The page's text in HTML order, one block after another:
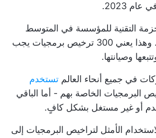
عام 2023.
التقنية للمؤسسة في المتوسط
. وهذا يعني 300 ترخيص برمجيات يجب
وصيانتها.
في جميع أنحاء العالم تستخدم
البرمجيات الخاصة بهم - أما الباقي
أو غير مستغل بشكل كافٍ.
الأمثل لتراخيص البرمجيات إلى